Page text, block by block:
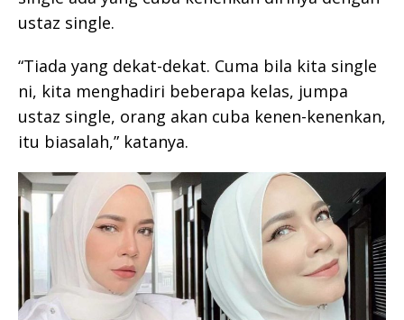
ustaz single.
“Tiada yang dekat-dekat. Cuma bila kita single
ni, kita menghadiri beberapa kelas, jumpa
ustaz single, orang akan cuba kenen-kenenkan,
itu biasalah,” katanya.